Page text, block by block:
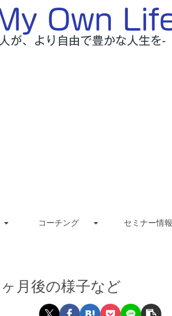
コーチング セミナー情報
月後の様子など